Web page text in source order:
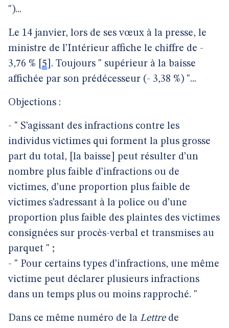
")...
Le 14 janvier, lors de ses vœux à la presse, le
ministre de l’Intérieur affiche le chiffre de -
3,76 %
5 . Toujours " supérieur à la baisse
affichée par son prédécesseur (- 3,38 %) "...
Objections :
- " S’agissant des infractions contre les
individus victimes qui forment la plus grosse
part du total, [la baisse] peut résulter d’un
nombre plus faible d’infractions ou de
victimes, d’une proportion plus faible de
victimes s’adressant à la police ou d’une
proportion plus faible des plaintes des victimes
consignées sur procès-verbal et transmises au
parquet " ;
- " Pour certains types d’infractions, une même
victime peut déclarer plusieurs infractions
dans un temps plus ou moins rapproché. "
Dans ce même numéro de la Lettrede